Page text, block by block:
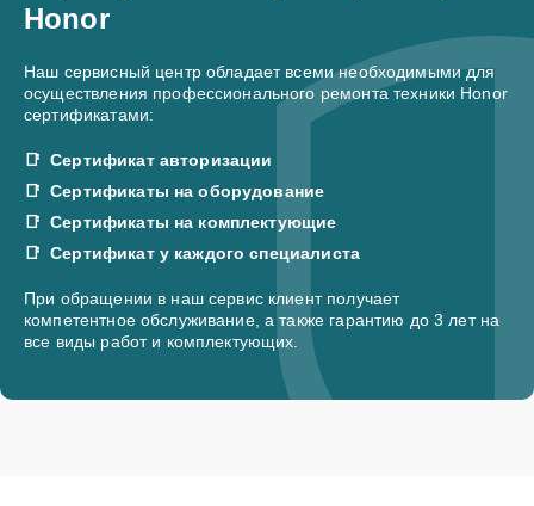
Honor
Наш сервисный центр обладает всеми необходимыми для
осуществления профессионального ремонта техники Honor
сертификатами:
Сертификат авторизации
Сертификаты на оборудование
Сертификаты на комплектующие
Сертификат у каждого специалиста
При обращении в наш сервис клиент получает
компетентное обслуживание, а также гарантию до 3 лет на
все виды работ и комплектующих.